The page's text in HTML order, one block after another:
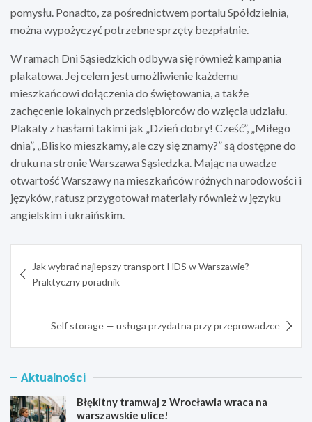
pomysłu. Ponadto, za pośrednictwem portalu Spółdzielnia,
można wypożyczyć potrzebne sprzęty bezpłatnie.
W ramach Dni Sąsiedzkich odbywa się również kampania
plakatowa. Jej celem jest umożliwienie każdemu
mieszkańcowi dołączenia do świętowania, a także
zachęcenie lokalnych przedsiębiorców do wzięcia udziału.
Plakaty z hasłami takimi jak „Dzień dobry! Cześć”, „Miłego
dnia”, „Blisko mieszkamy, ale czy się znamy?” są dostępne do
druku na stronie Warszawa Sąsiedzka. Mając na uwadze
otwartość Warszawy na mieszkańców różnych narodowości i
języków, ratusz przygotował materiały również w języku
angielskim i ukraińskim.
wpisu
Jak wybrać najlepszy transport HDS w Warszawie?
Praktyczny poradnik
Self storage — usługa przydatna przy przeprowadzce
Aktualności
Błękitny tramwaj z Wrocławia wraca na
warszawskie ulice!